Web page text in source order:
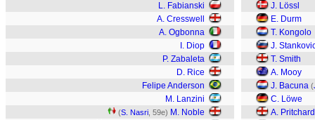
L. Fabianski
A. Cresswell
A. Ogbonna
I. Diop
P. Zabaleta
D. Rice
Felipe Anderson
M. Lanzini
(S. Nasri , 59e) M. Noble
J. Lössl
E. Durm
T. Kongolo
J.
T. Smith
A. Mooy
J. Bacuna (
C. Löwe
A. Pritchard